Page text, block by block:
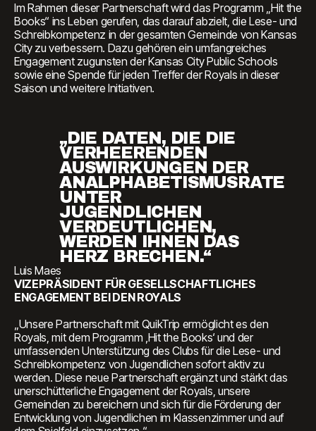
Im Rahmen dieser Partnerschaft wird das Programm „Hit the
Books“ ins Leben gerufen, das darauf abzielt, die Lese- und
Schreibkompetenz in der gesamten Gemeinde von Kansas
City zu verbessern. Dazu gehören ein umfangreiches
Engagement zugunsten der Kansas City Public Schools
sowie eine Spende für jeden Treffer der Royals in dieser
Saison und weitere Initiativen.
„DIE DATEN, DIE DIE
VERHEERENDEN
AUSWIRKUNGEN DER
ANALPHABETISMUSRATE
UNTER
JUGENDLICHEN
VERDEUTLICHEN,
WERDEN IHNEN DAS
HERZ BRECHEN.“
Luis Maes
VIZEPRÄSIDENT FÜR GESELLSCHAFTLICHES
ENGAGEMENT BEI DEN ROYALS
„Unsere Partnerschaft mit QuikTrip ermöglicht es den
Royals, mit dem Programm ‚Hit the Books‘ und der
umfassenden Unterstützung des Clubs für die Lese- und
Schreibkompetenz von Jugendlichen sofort aktiv zu
werden. Diese neue Partnerschaft ergänzt und stärkt das
unerschütterliche Engagement der Royals, unsere
Gemeinden zu bereichern und sich für die Förderung der
Entwicklung von Jugendlichen im Klassenzimmer und auf